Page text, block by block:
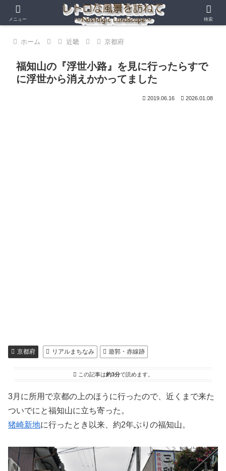
ホーム 近畿 京都府
福知山の『浮世小路』を見に行ったらすで
に浮世から消えかかってました
2019.06.16 2026.01.08
京都府 リアルまちなみ 遊郭・赤線跡
この記事は約3分で読めます。
3月に所用で京都の上のほうに行ったので、近くまで来た
ついでにと福知山に立ち寄った。
猪崎新地に行ったとき以来、約2年ぶりの福知山。
メニュー 検索